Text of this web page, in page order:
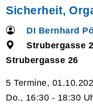
Sicherheit,
DI Bernhard
Strubergasse
Strubergasse 26
5 Termine,
Do., 16:30 - 18:30